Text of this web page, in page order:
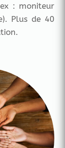
: moniteur
Plus de 40